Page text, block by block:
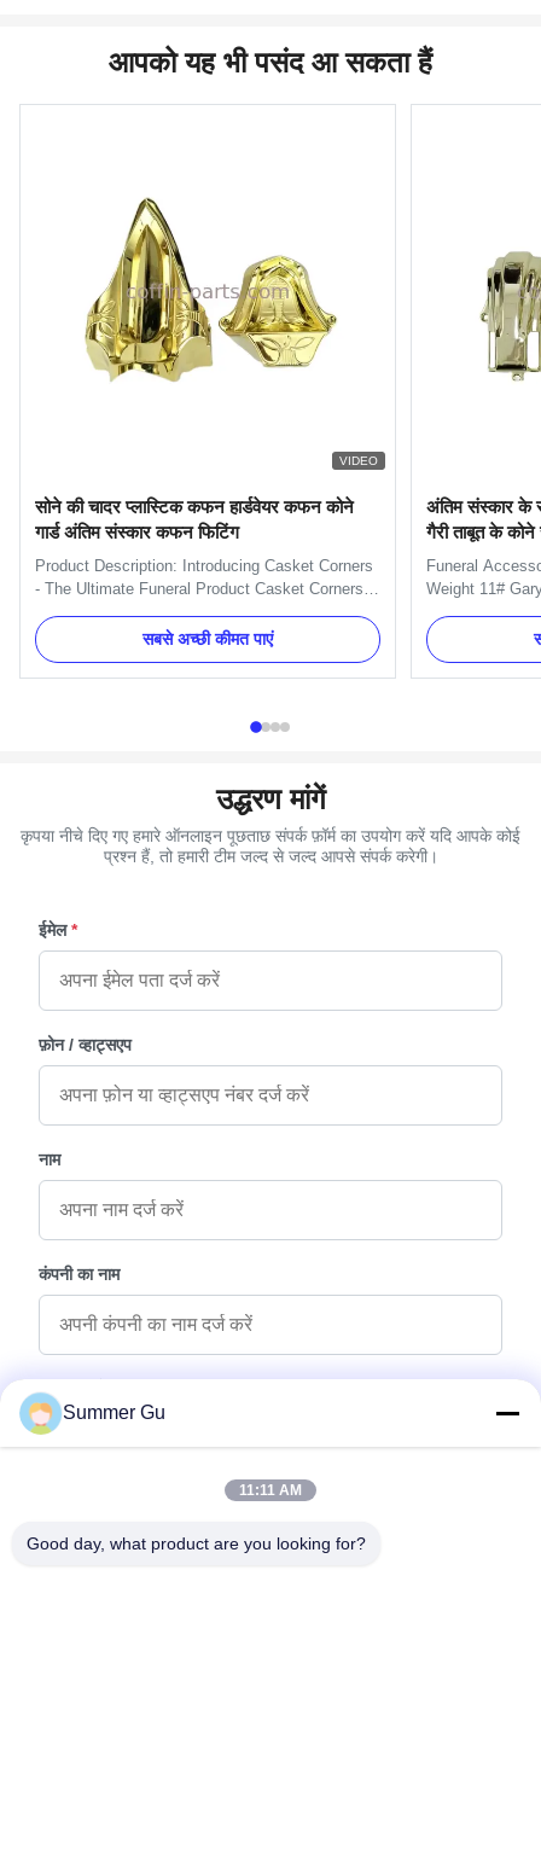
आपको यह भी पसंद आ सकता हैं
VIDEO
सोने की चादर प्लास्टिक कफन हार्डवेयर कफन कोने
गार्ड अंतिम संस्कार कफन फिटिंग
Product Description: Introducing Casket Corners
- The Ultimate Funeral Product Casket Corners
provide an easy and stylish way to decorate your
casket with a beautiful, timeless look. Our
product is perfect for any funeral home, large or
small. Manufactured by a leading large funeral
सबसे अच्छी कीमत पाएं
अंतिम संस्कार के
गैरी ताबूत के
Funeral
Weight 11#
Color PP or
Casket Corner
Attribute Value
Model Number
उद्धरण मांगें
कृपया नीचे दिए गए हमारे ऑनलाइन पूछताछ संपर्क फ़ॉर्म का उपयोग करें यदि आपके कोई
प्रश्न हैं, तो हमारी टीम जल्द से जल्द आपसे संपर्क करेगी।
ईमेल *
फ़ोन / व्हाट्सएप
नाम
कंपनी का नाम
पूछताछ संदेश
Summer Gu
11:11 AM
Good day, what product are you looking for?